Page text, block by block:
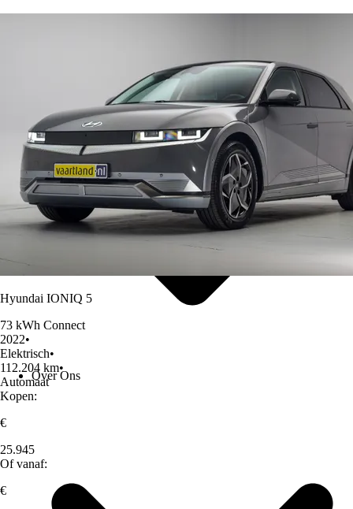
Over Ons
Hyundai IONIQ 5
73 kWh Connect
2022•
Elektrisch•
112.204 km•
Automaat
Kopen:
€
25.945
Of vanaf:
€